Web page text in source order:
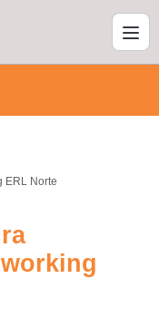
ERL Norte